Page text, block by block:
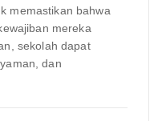
memastikan bahwa
mereka
sekolah dapat
dan